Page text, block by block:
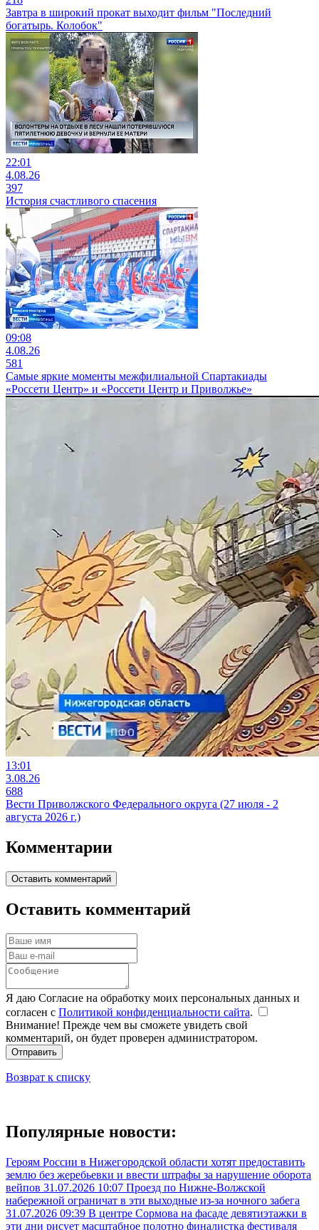
Завтра в широкий прокат выходит фильм "Последний
богатырь. Колобок"
22:01
4.08.26
397
История счастливого спасения
09:08
4.08.26
581
Самые яркие моменты межфилиальной Спартакиады
«Россети Центр» и «Россети Центр и Приволжье»
13:01
3.08.26
688
Вести Приволжского Федерального округа (27 июля - 2
августа 2026 г.)
Комментарии
Оставить комментарий
Оставить комментарий
Я даю Согласие на обработку моих персональных данных и
согласен с Политикой конфиденциальности сайта.
Внимание! Прежде чем вы сможете увидеть свой
комментарий, он будет проверен администратором.
Отправить
Возврат к списку
Популярные новости:
Героям России в Нижегородской области хотят предоставить
землю без жеребьевки и ввести штрафы за нарушение оборота
вейпов 31.07.2026 10:07 Проезд по Нижне-Волжской
набережной ограничат в эти выходные из-за ночного забега
31.07.2026 09:39 В центре Сормова на фасаде девятиэтажки в
эти дни рисует масштабное полотно финалистка фестиваля